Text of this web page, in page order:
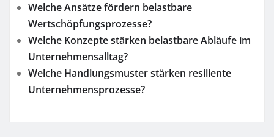
Welche Ansätze fördern belastbare
Wertschöpfungsprozesse?
Welche Konzepte stärken belastbare Abläufe im
Unternehmensalltag?
Welche Handlungsmuster stärken resiliente
Unternehmensprozesse?